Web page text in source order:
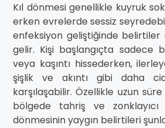
Kıl dönmesi genellikle kuyruk
erken evrelerde sessiz
enfeksiyon geliştiğinde
gelir. Kişi başlangıçta sadece
veya kaşıntı hissederken,
şişlik ve akıntı gibi daha
karşılaşabilir. Özellikle uzun
bölgede tahriş ve zonklayıcı
dönmesinin yaygın belirtileri